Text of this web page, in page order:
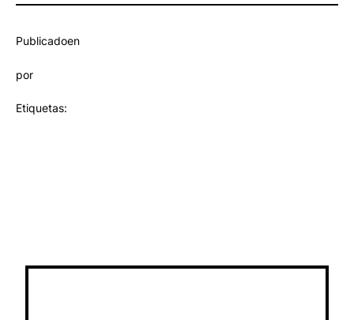
Publicadoen
por
Etiquetas: